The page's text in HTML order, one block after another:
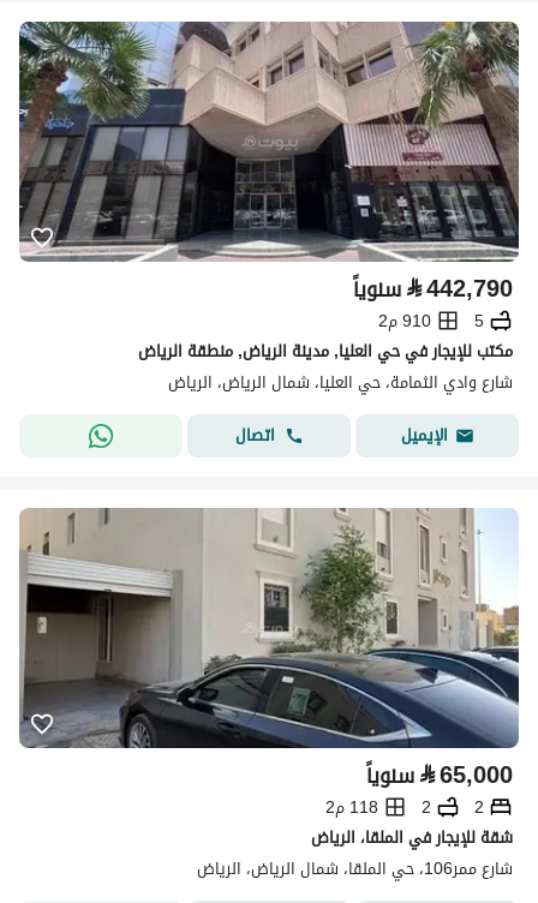
⃁442,790 سنوياً
5
910 م2
مكتب للإيجار في حي العليا, مدينة الرياض, منطقة الرياض
شارع وادي الثمامة، حي العليا، شمال الرياض، الرياض
الإيميل
اتصال
⃁65,000 سنوياً
2
2
118 م2
شقة للإيجار في الملقا، الرياض
شارع ممر106، حي الملقا، شمال الرياض، الرياض